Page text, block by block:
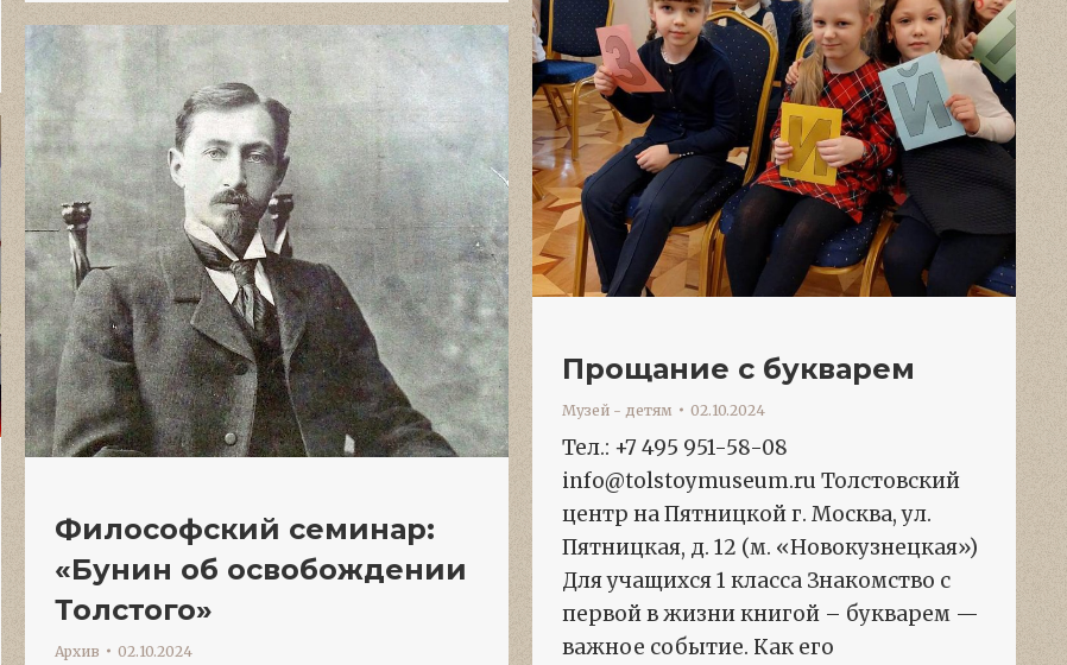
Прощание с букварем
Музей - детям 02.10.2024
Тел.: +7 495 951-58-08
info@tolstoymuseum.ru Толстовский
центр на Пятницкой г. Москва, ул.
Пятницкая, д. 12 (м. «Новокузнецкая»)
Для учащихся 1 класса Знакомство с
первой в жизни книгой – букварем —
важное событие. Как его
Философский семинар:
«Бунин об освобождении
Толстого»
Архив 02.10.2024